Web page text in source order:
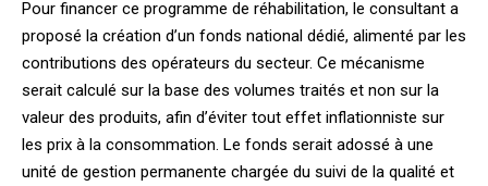
Pour financer ce programme de réhabilitation, le consultant a
proposé la création d’un fonds national dédié, alimenté par les
contributions des opérateurs du secteur. Ce mécanisme
serait calculé sur la base des volumes traités et non sur la
valeur des produits, afin d’éviter tout effet inflationniste sur
les prix à la consommation. Le fonds serait adossé à une
unité de gestion permanente chargée du suivi de la qualité et